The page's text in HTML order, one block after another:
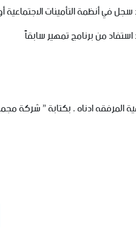
أنظمة التأمينات الاجتماعية أو وزارة
من برنامج تمهير سابقاً
المرفقه ادناه , بكتابة ” شركة